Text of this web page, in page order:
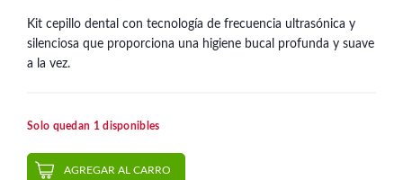
Kit cepillo dental con tecnología de frecuencia ultrasónica y
silenciosa que proporciona una higiene bucal profunda y suave
a la vez.
Solo quedan 1 disponibles
AGREGAR AL CARRO